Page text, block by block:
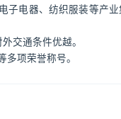
子电器、纺织服装等产
交通条件优越。
多项荣誉称号。